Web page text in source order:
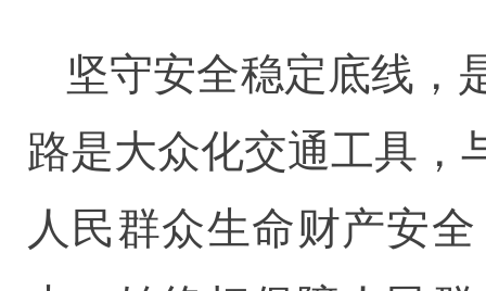
坚守安全稳定底线，
路是大众化交通工具，
人民群众生命财产安